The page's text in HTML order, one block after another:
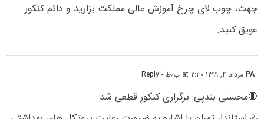
جهت، چوب لای چرخ آموزش عالی مملکت بزارید و دائم کنکور
عویق کنید.
PAمرداد ۴, ۱۳۹۹ at ۲:۳۰ ب٫ظ - Reply
🔴محسنی بندپی: برگزاری کنکور قطعی شد